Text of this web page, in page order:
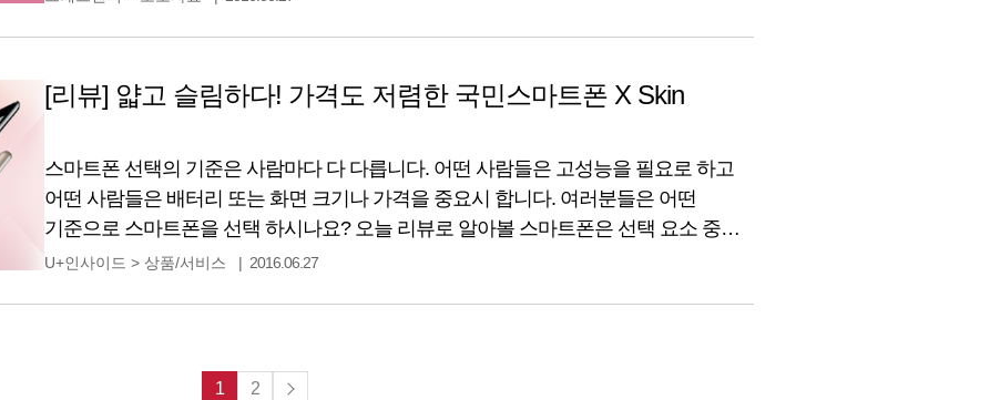
[리뷰] 얇고 슬림하다! 가격도 저렴한 국민스마트폰 X Skin
스마트폰 선택의 기준은 사람마다 다 다릅니다. 어떤 사람들은 고성능을 필요로 하고
어떤 사람들은 배터리 또는 화면 크기나 가격을 중요시 합니다. 여러분들은 어떤
기준으로 스마트폰을 선택 하시나요? 오늘 리뷰로 알아볼 스마트폰은 선택 요소 중
‘디자인’과 ‘가격’에 최적화 된 ‘LG X Skin’입니다. X 스킨은 LG전자의 X 시리즈 중
U+인사이드 > 상품/서비스 2016.06.27
1 2